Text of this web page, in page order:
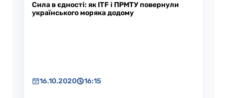
Сила в єдності: як ITF і ПРМТУ повернули
українського моряка додому
16.10.2020 16:15